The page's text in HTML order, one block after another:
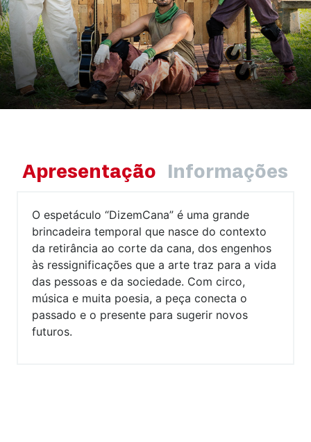
Apresentação Informações
O espetáculo “DizemCana” é uma grande
brincadeira temporal que nasce do contexto
da retirância ao corte da cana, dos engenhos
às ressignificações que a arte traz para a vida
das pessoas e da sociedade. Com circo,
música e muita poesia, a peça conecta o
passado e o presente para sugerir novos
futuros.